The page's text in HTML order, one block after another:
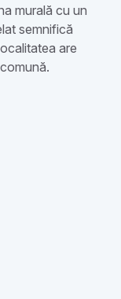
murală cu un
semnifică
are